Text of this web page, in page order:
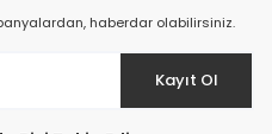
haberdar olabilirsiniz.
Kayıt Ol